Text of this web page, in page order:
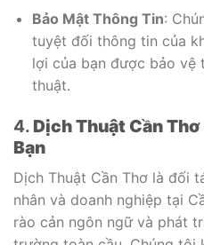
Bảo Mật Thông Tin:
tuyệt đối thông tin của
lợi của bạn được bảo vệ
thuật.
4. Dịch Thuật Cần
Bạn
Dịch Thuật Cần Thơ là đối
nhân và doanh nghiệp tại
rào cản ngôn ngữ và phát